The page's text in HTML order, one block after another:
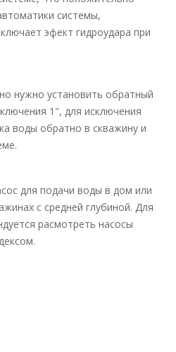
системы,
эфект гидроудара при
нужно установить обратный
1", для исключения
воды обратно в скважину и
для подачи воды в дом или
с средней глубиной. Для
расмотреть насосы